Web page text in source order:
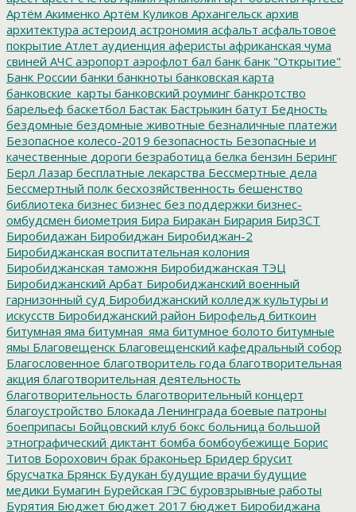
Артём Акименко Артём Куликов Архангельск архив
архитектура астероид астрономия асфальт асфальтовое
покрытие Атлет аудиенция аферисты африканская чума
свиней АЧС аэропорт аэрофлот бал банк банк "Открытие"
Банк России банки банкноты банковская карта
банковские_карты банковский роуминг банкротство
барельеф баскетбол Бастак Бастрыкин батут Бедность
бездомные бездомные животные безналичные платежи
Безопасное колесо-2019 безопасность Безопасные и
качественные дороги безработица белка бензин Беринг
Берл Лазар бесплатные лекарства Бессмертные дела
Бессмертный полк бесхозяйственность бешенство
библиотека бизнес бизнес без поддержки бизнес-
омбудсмен биометрия Бира Биракан Бирария БирЗСТ
Биробидажан Биробиджан Биробиджан-2
Биробиджанская воспитательная колония
Биробиджанская таможня Биробиджанская ТЭЦ
Биробиджанский Арбат Биробиджанский военный
гарнизонный суд Биробиджанский колледж культуры и
искусств Биробиджанский район Бирофельд биткоин
битумная яма битумная_яма битумное болото битумные
ямы Благовещенск Благовещенский кафедральный собор
Благословенное благотворитель года благотворительная
акция благотворительная деятельность
благотворительность благотворительный концерт
благоустройство Блокада Ленинграда боевые патроны
боеприпасы Бойцовский клуб бокс больница большой
этнографический диктант бомба бомбоубежище Борис
Титов Борохович брак браконьер Бридер брусит
брусчатка Брянск Будукан будущие врачи будущие
медики Бумагин Бурейская ГЭС буровзрывные работы
Бурятия Бюджет бюджет 2017 бюджет Биробиджана